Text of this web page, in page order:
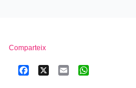
Comparteix
Facebook Email